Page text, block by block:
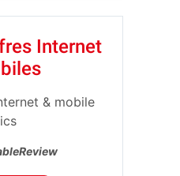
Internet
& mobile